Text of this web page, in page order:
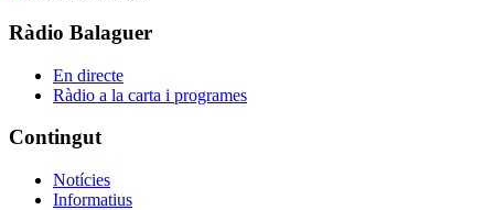
Ràdio Balaguer
En directe
Ràdio a la carta i programes
Contingut
Notícies
Informatius